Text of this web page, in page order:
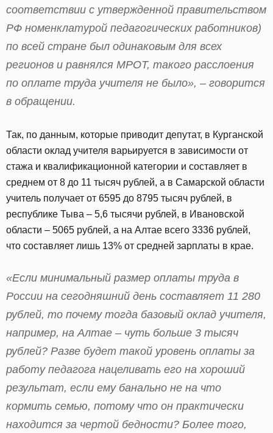
соответствии с утвержденной правительством
РФ номенклатурой педагогических работников)
по всей стране был одинаковым для всех
регионов и равнялся МРОТ, такого расслоения
по оплате труда учителя не было», – говорится
в обращении.
Так, по данным, которые приводит депутат, в Курганской
области оклад учителя варьируется в зависимости от
стажа и квалификационной категории и составляет в
среднем от 8 до 11 тысяч рублей, а в Самарской области
учитель получает от 6595 до 8795 тысяч рублей, в
республике Тыва – 5,6 тысячи рублей, в Ивановской
области – 5065 рублей, а на Алтае всего 3336 рублей,
что составляет лишь 13% от средней зарплаты в крае.
«Если минимальный размер оплаты труда в
России на сегодняшний день составляет 11 280
рублей, то почему тогда базовый оклад учителя,
например, на Алтае – чуть больше 3 тысяч
рублей? Разве будет такой уровень оплаты за
работу педагога нацеливать его на хороший
результат, если ему банально не на что
кормить семью, потому что он практически
находится за чертой бедности? Более того,